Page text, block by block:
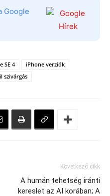
Google
SE 4
iPhone verziók
szivárgás
Következő cikk
A humán tehetség iránti
kereslet az AI korában; A